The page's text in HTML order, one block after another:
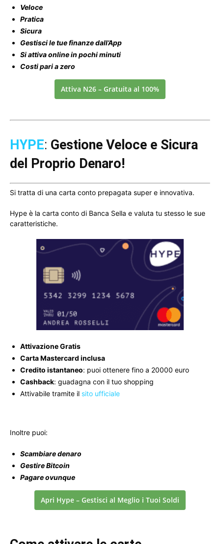
Veloce
Pratica
Sicura
Gestisci le tue finanze dall’App
Si attiva online in pochi minuti
Costi pari a zero
Attiva N26 – Gratuita al 100%
HYPE: Gestione Veloce e Sicura
del Proprio Denaro!
Si tratta di una carta conto prepagata super e innovativa.
Hype è la carta conto di Banca Sella e valuta tu stesso le sue
caratteristiche.
Attivazione Gratis
Carta Mastercard inclusa
Credito istantaneo: puoi ottenere fino a 20000 euro
Cashback: guadagna con il tuo shopping
Attivabile tramite il sito ufficiale
Inoltre puoi:
Scambiare denaro
Gestire Bitcoin
Pagare ovunque
Apri Hype – Gestisci al Meglio i Tuoi Soldi